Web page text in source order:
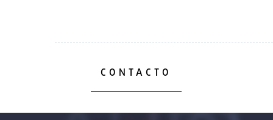
CONTACTO